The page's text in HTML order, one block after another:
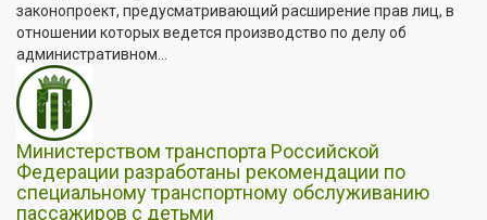
законопроект, предусматривающий расширение прав лиц, в
отношении которых ведется производство по делу об
административном...
Министерством транспорта Российской
Федерации разработаны рекомендации по
специальному транспортному обслуживанию
пассажиров с детьми